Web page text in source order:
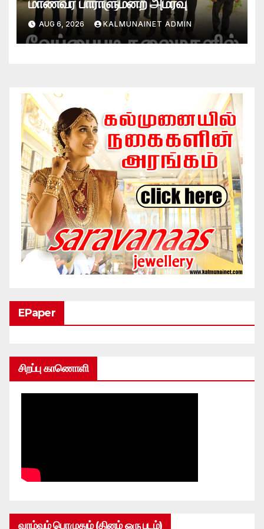
AUG 6, 2026 KALMUNAINET ADMIN
EPaper
சிறப்பு காணொளி
வாழ்வும் பொழுதும் (தினம் ஒரு படம்)